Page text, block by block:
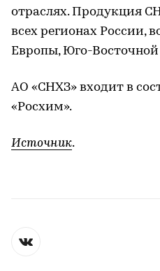
отраслях. Продукция
всех регионах России,
Европы, Юго-
АО «СНХЗ» входит в
«Росхим».
Источник.